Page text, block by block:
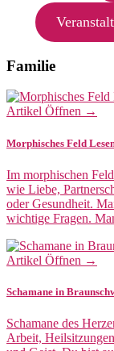
Familie
Artikel Öffnen →
Morphisches Feld
Im morphischen
wie Liebe,
oder Gesundheit.
wichtige Fragen.
Artikel Öffnen →
Schamane in
Schamane des
Arbeit,